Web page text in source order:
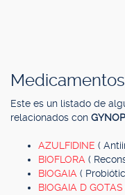
Este es un listado de
relacionados con
AZULFIDINE (
BIOFLORA (
BIOGAIA (
BIOGAIA D GOTAS